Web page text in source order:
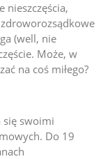
nieszczęścia,
(well, nie
Może, w
na coś miłego?
się swoimi
Do 19